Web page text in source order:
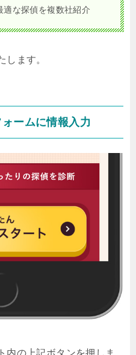
適な探偵を複数社紹介
します。
ームに情報入力
内の上記ボタンを押しま